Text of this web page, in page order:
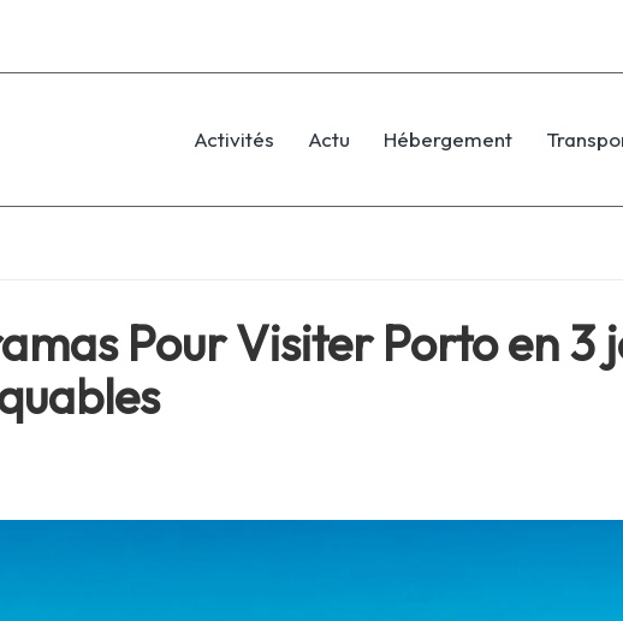
Activités Actu Hébergement
Pour Visiter Porto en 3